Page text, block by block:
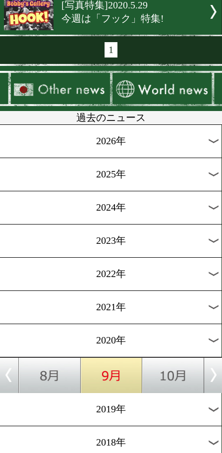
西部と中部日本新人王トー
ント組み合わせ
[ボクモバTUBE]2020.6.4
3人のベストバウトとあの
心境を!
[写真特集]2020.6.4
今週のテーマはリングシ
[健康管理]2020.6.1
血中酸素飽和度をチェック!
[写真特集]2020.5.29
今週は「フック」特集!
1
過去のニュース
2026年
2025年